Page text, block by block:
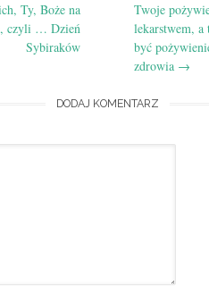
Ty, Boże na
czyli … Dzień
Sybiraków
Twoje
lekarstwem,
być
zdrowia →
DODAJ KOMENTARZ